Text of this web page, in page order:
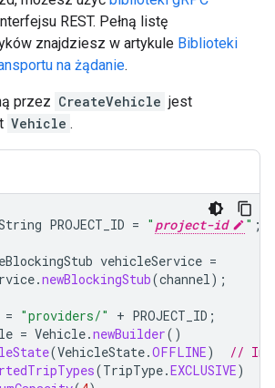
REST. Pełną listę
znajdziesz w artykule Biblioteki
na żądanie.
przez CreateVehicle jest
Vehicle .
PROJECT_ID = " project-id " ;
vehicleService =
.newBlockingStub(channel);
= "providers/" + PROJECT_ID ;
= Vehicle.newBuilder()
(VehicleState.OFFLINE)
//
(TripType.EXCLUSIVE)